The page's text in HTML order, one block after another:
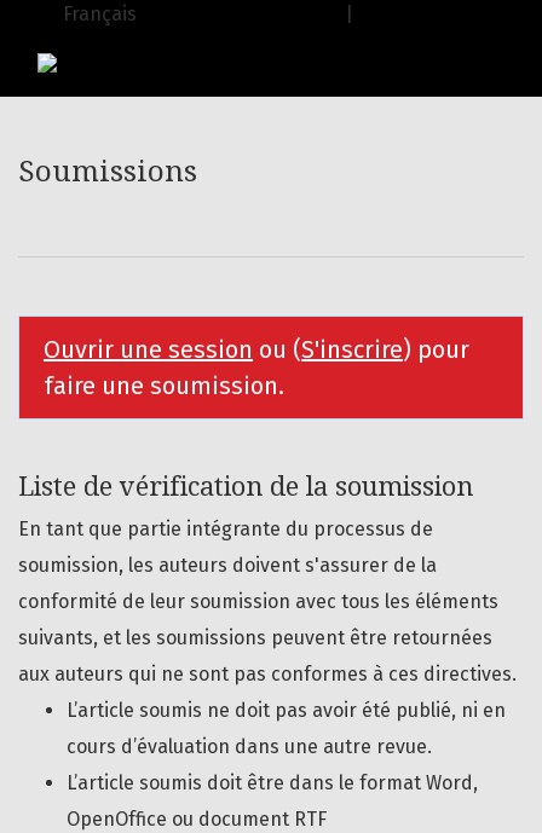
Soumissions
Français
Soumissions
Ouvrir une session ou (S'inscrire) pour
faire une soumission.
Liste de vérification de la soumission
En tant que partie intégrante du processus de
soumission, les auteurs doivent s'assurer de la
conformité de leur soumission avec tous les éléments
suivants, et les soumissions peuvent être retournées
aux auteurs qui ne sont pas conformes à ces directives.
L’article soumis ne doit pas avoir été publié, ni en
cours d’évaluation dans une autre revue.
L’article soumis doit être dans le format Word,
OpenOffice ou document RTF